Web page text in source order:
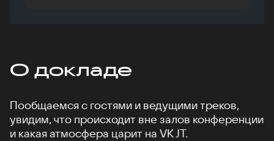
О докладе
Пообщаемся с гостями и ведущими треков,
увидим, что происходит вне залов конференции
и какая атмосфера царит на VK JT.